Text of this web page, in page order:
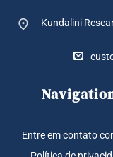
Kundalini
Entre em contato